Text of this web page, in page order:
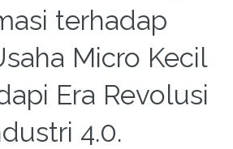
terhadap
Micro Kecil
Era Revolusi
4.0.